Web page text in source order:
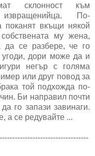
склонност към
По-
поканят вкъщи някой
му жена,
да се разбере, че го
дори може да и
негър с голяма
или друг повод за
той подхожда по-
Би направил почти
го запази завинаги.
а се редувайте ...